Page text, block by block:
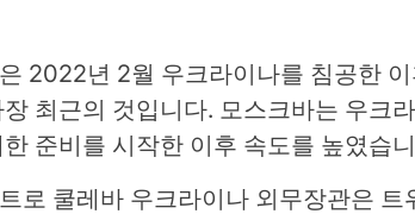
2022년 2월 우크라이나를 침공한
최근의 것입니다. 모스크바는 우크
준비를 시작한 이후 속도를 높였습
로 쿨레바 우크라이나 외무장관은 트